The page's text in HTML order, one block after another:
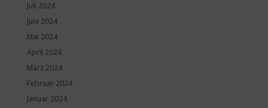
Juli 2024
Juni 2024
Mai 2024
April 2024
März 2024
Februar 2024
Januar 2024